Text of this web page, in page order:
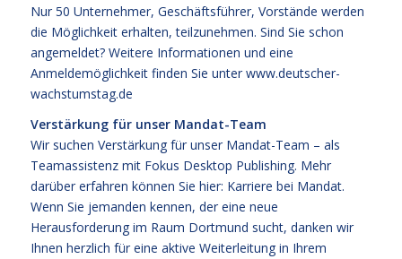
Nur 50 Unternehmer, Geschäftsführer, Vorstände werden
die Möglichkeit erhalten, teilzunehmen. Sind Sie schon
angemeldet? Weitere Informationen und eine
Anmeldemöglichkeit finden Sie unter www.deutscher-
wachstumstag.de
Verstärkung für unser Mandat-Team
Wir suchen Verstärkung für unser Mandat-Team – als
Teamassistenz mit Fokus Desktop Publishing. Mehr
darüber erfahren können Sie hier: Karriere bei Mandat.
Wenn Sie jemanden kennen, der eine neue
Herausforderung im Raum Dortmund sucht, danken wir
Ihnen herzlich für eine aktive Weiterleitung in Ihrem